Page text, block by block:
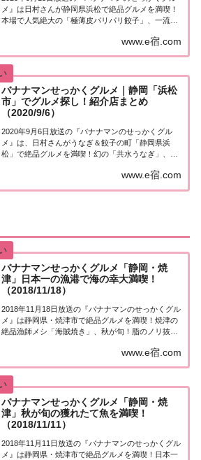
メ』は日村さんが静岡県浜松で絶品グルメを満喫！
本場で人気絶大の「極薄皮パリパリ餃子」、一流職
されたお店をまとめました！詳しくはこちら！日村
さんが「静岡県浜松」へ！地元の人に「せっかく...
www.e宿.com
バナナマンせっかくグルメ｜静岡「浜松
市」でグルメ探し！紹介店まとめ
（2020/9/6）
2020年9月6日放送の『バナナマンのせっかくグル
メ』は、日村さんがうなぎ＆餃子の町「静岡県浜
松」で絶品グルメを満喫！幻の「共水うなぎ」、サ
で人気の超濃厚豚骨ラーメンなど、紹介されたお店
をまとめました！詳しくはこちら！日村さんが「静
www.e宿.com
バナナマンせっかくグルメ「静岡・焼
津」日本一の漁港で海の幸大満喫！
（2018/11/18）
2018年11月18日放送の『バナナマンのせっかくグル
メ』は静岡県・焼津市で絶品グルメを満喫！焼津の
絶品漁師メシ「海賊焼き」、秋が旬！脂のノリ抜群
せた豪華海鮮丼、焼津で大人気の「プロペラ麺」!?
名物・黒はんべのフライなど、紹介された...
www.e宿.com
バナナマンせっかくグルメ「静岡・焼
津」秋が旬の獲れたて魚を満喫！
（2018/11/11）
2018年11月11日放送の『バナナマンのせっかくグル
メ』は静岡県・焼津市で絶品グルメを満喫！日本一